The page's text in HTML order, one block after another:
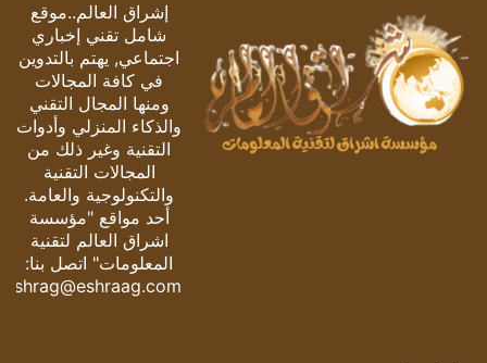
إشراق العالم..موقع
شامل تقني إخباري
اجتماعي, يهتم بالتدوين
في كافة المجالات
ومنها المجال التقني
والذكاء المنزلي وأدوات
التقنية وغير ذلك من
المجالات التقنية
والتكنولوجية والعامة.
أحد مواقع "مؤسسة
اشراق العالم لتقنية
المعلومات" اتصل بنا:
eshrag@eshraag.com